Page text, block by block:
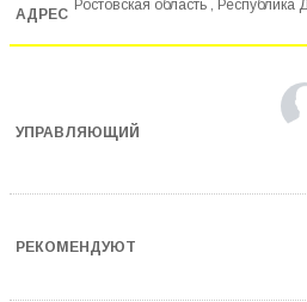
Ростовская область , Республика